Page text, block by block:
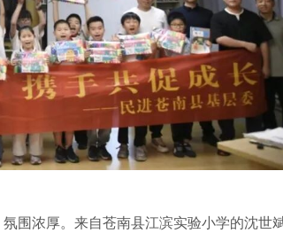
围浓厚。来自苍南县江滨实验小学的沈世